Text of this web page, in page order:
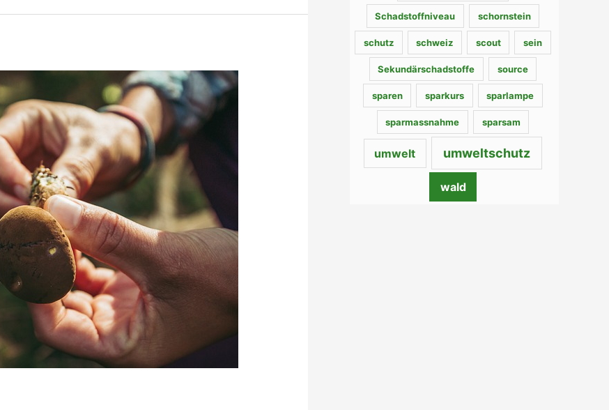
Schadstoffniveau schornstein
schutz schweiz scout sein
Sekundärschadstoffe source
sparen sparkurs sparlampe
sparmassnahme sparsam
umwelt umweltschutz
wald